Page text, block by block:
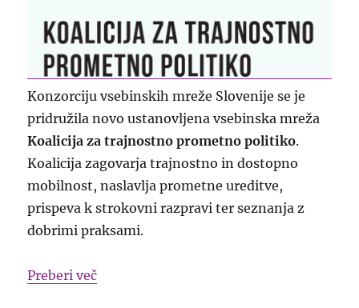
Konzorciju vsebinskih mreže Slovenije se je
pridružila novo ustanovljena vsebinska mreža
Koalicija za trajnostno prometno politiko.
Koalicija zagovarja trajnostno in dostopno
mobilnost, naslavlja prometne ureditve,
prispeva k strokovni razpravi ter seznanja z
dobrimi praksami.
Preberi več“Vsebinska mreža: Koalicija za